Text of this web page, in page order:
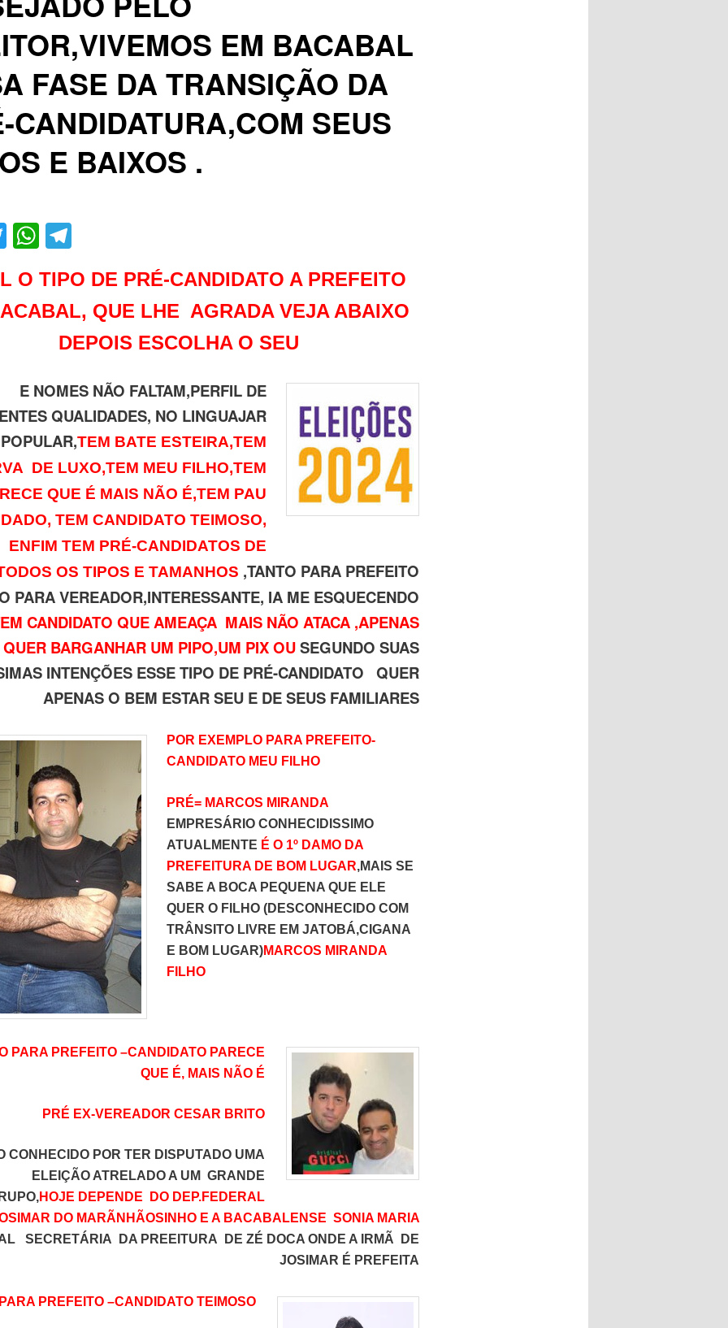
EM BACABAL
FASE DA TRANSIÇÃO DA
CANDIDATURA,COM SEUS
E BAIXOS .
TwitterWhatsApp
Telegram
O TIPO DE PRÉ-CANDIDATO A PREFEITO
QUE LHE AGRADA VEJA ABAIXO
DEPOIS ESCOLHA O SEU
E NOMES NÃO FALTAM,PERFIL DE
QUALIDADES, NO LINGUAJAR
POPULAR,TEM BATE ESTEIRA,TEM
DE LUXO,TEM MEU FILHO,TEM
QUE É MAIS NÃO É,TEM PAU
TEM CANDIDATO TEIMOSO,
ENFIM TEM PRÉ-CANDIDATOS DE
OS TIPOS E TAMANHOS ,TANTO PARA PREFEITO
PARA VEREADOR,INTERESSANTE, IA ME ESQUECENDO
CANDIDATO QUE AMEAÇA MAIS NÃO ATACA ,APENAS
QUER BARGANHAR UM PIPO,UM PIX OUSEGUNDO SUAS
INTENÇÕES ESSE TIPO DE PRÉ-CANDIDATO QUER
APENAS O BEM ESTAR SEU E DE SEUS FAMILIARES
POR EXEMPLO PARA PREFEITO-
CANDIDATO MEU FILHO
PRÉ= MARCOS MIRANDA
EMPRESÁRIO CONHECIDISSIMO
ATUALMENTE É O 1º DAMO DA
PREFEITURA DE BOM LUGAR,MAIS SE
SABE A BOCA PEQUENA QUE ELE
QUER O FILHO (DESCONHECIDO COM
TRÂNSITO LIVRE EM JATOBÁ,CIGANA
E BOM LUGAR)MARCOS MIRANDA
FILHO
PARA PREFEITO –CANDIDATO PARECE
QUE É, MAIS NÃO É
PRÉ EX-VEREADOR CESAR BRITO
CONHECIDO POR TER DISPUTADO UMA
ELEIÇÃO ATRELADO A UM GRANDE
HOJE DEPENDE DO DEP.FEDERAL
DO MARÃNHÃOSINHO E A BACABALENSE SONIA MARIA
SECRETÁRIA DA PREEITURA DE ZÉ DOCA ONDE A IRMÃ DE
JOSIMAR É PREFEITA
PREFEITO –CANDIDATO TEIMOSO